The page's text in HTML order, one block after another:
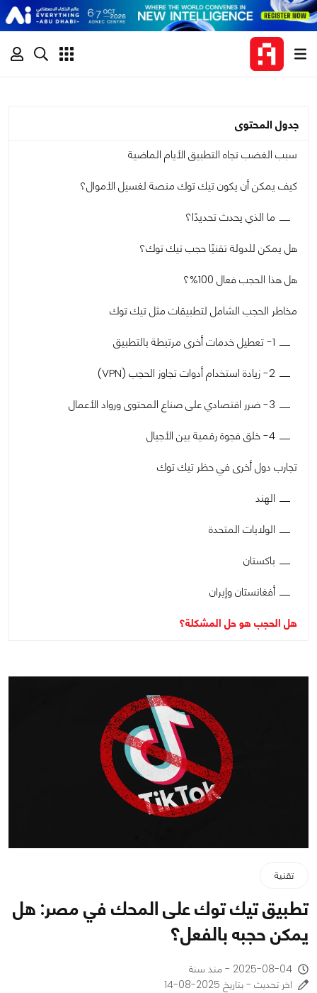
جدول المحتوى
سبب الغضب تجاه التطبيق الأيام الماضية
كيف يمكن أن يكون تيك توك منصة لغسيل الأموال؟
ما الذي يحدث تحديدًا؟
هل يمكن للدولة تقنيًا حجب تيك توك؟
هل هذا الحجب فعال 100%؟
مخاطر الحجب الشامل لتطبيقات مثل تيك توك
1- تعطيل خدمات أخرى مرتبطة بالتطبيق
2- زيادة استخدام أدوات تجاوز الحجب (VPN)
3- ضرر اقتصادي على صناع المحتوى ورواد الأعمال
4- خلق فجوة رقمية بين الأجيال
تجارب دول أخرى في حظر تيك توك
الهند
الولايات المتحدة
باكستان
أفغانستان وإيران
هل الحجب هو حل المشكلة؟
تقنية
تطبيق تيك توك على المحك في مصر: هل
يمكن حجبه بالفعل؟
2025-08-04 - منذ سنة
اخر تحديث - بتاريخ 2025-08-14